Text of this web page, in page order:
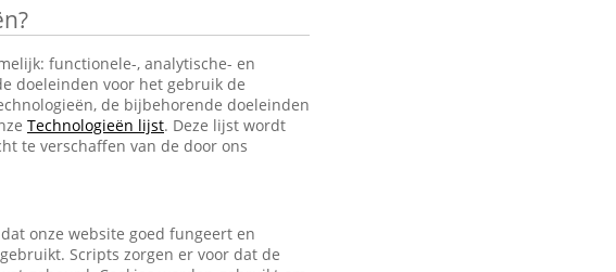
functionele-, analytische- en
doeleinden voor het gebruik de
de bijbehorende doeleinden
Technologieën lijst. Deze lijst wordt
te verschaffen van de door ons
onze website goed fungeert en
Scripts zorgen er voor dat de